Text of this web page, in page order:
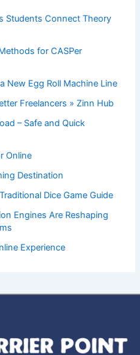
Students Connect Theory
for CASPer
New Egg Roll Machine Line
Freelancers » Zinn Hub
– Safe and Quick
Online
Destination
Dice Game Guide
Engines Are Reshaping
Experience